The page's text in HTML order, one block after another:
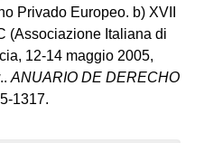
Privado Europeo. b) XVII
(Associazione Italiana di
12-14 maggio 2005,
ANUARIO DE DERECHO
1317.